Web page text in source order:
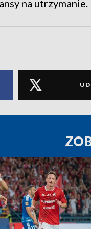
na utrzymanie.